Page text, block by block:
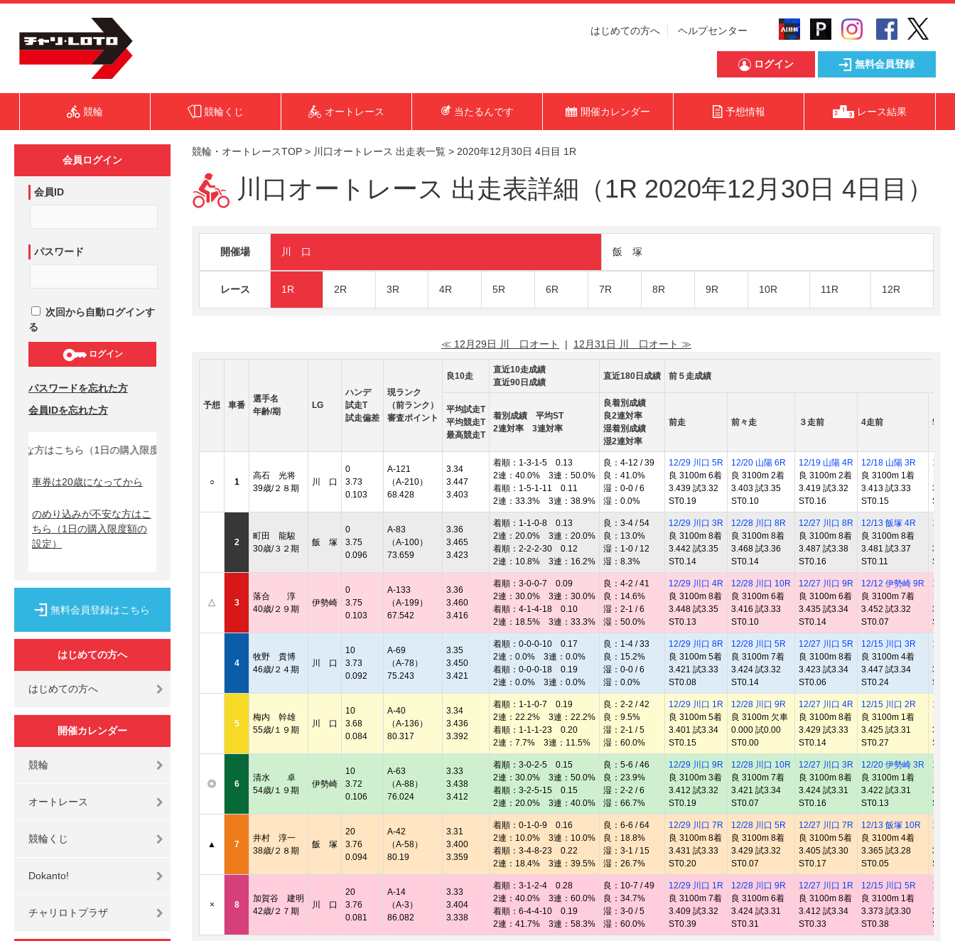
はじめての方へ ヘルプセンター
ログイン 無料会員登録
競輪 競輪くじ オートレース 当たるんです 開催カレンダー 予想情報 レース結果
会員ログイン
会員ID
パスワード
次回から自動ログインす
る
ログイン
パスワードを忘れた方
会員IDを忘れた方
はこちら（1日の購入限度額の設定）↓
車券は20歳になってから
のめり込みが不安な方はこ
ちら
（1日の購入限度額の
設定）
無料会員登録はこちら
はじめての方へ
はじめての方へ
開催カレンダー
競輪
オートレース
競輪くじ
Dokanto!
チャリロトプラザ
競輪・オートレースTOP > 川口オートレース 出走表一覧 > 2020年12月30日 4日目 1R
川口オートレース 出走表詳細（1R 2020年12月30日 4日目）
開催場 川 口 飯 塚
レース 1R 2R 3R 4R 5R 6R 7R 8R 9R 10R 11R 12R
≪ 12月29日 川 口オート | 12月31日 川 口オート ≫
予想 車番
選手名
年齢/期
LG
ハンデ
試走T
試走偏差
現ランク
（前ランク）
審査ポイント
良10走
直近10走成績
直近90日成績
直近180日成績 前５走成績
平均試走T
平均競走T
最高競走T
着別成績 平均ST
2連対率 3連対率
良着別成績
良2連対率
湿着別成績
湿2連対率
前走 前々走 ３走前 4走前 5走前
○ 1
高石 光将
39歳/２８期
川 口
0
3.73
0.103
A-121
（A-210）
68.428
3.34
3.447
3.403
着順：1-3-1-5 0.13
2連：40.0% 3連：50.0%
着順：1-5-1-11 0.11
2連：33.3% 3連：38.9%
良：4-12 / 39
良：41.0%
湿：0-0 / 6
湿：0.0%
12/29 川口 5R
良 3100m 6着
3.439 試3.32
ST0.19
12/20 山陽 6R
良 3100m 2着
3.403 試3.35
ST0.10
12/19 山陽 4R
良 3100m 2着
3.419 試3.32
ST0.16
12/18 山陽 3R
良 3100m 1着
3.413 試3.33
ST0.15
12/
2
町田 龍駿
30歳/３２期
飯 塚
0
3.75
0.096
A-83
（A-100）
73.659
3.36
3.465
3.423
着順：1-1-0-8 0.13
2連：20.0% 3連：20.0%
着順：2-2-2-30 0.12
2連：10.8% 3連：16.2%
良：3-4 / 54
良：13.0%
湿：1-0 / 12
湿：8.3%
12/29 川口 3R
良 3100m 8着
3.442 試3.35
ST0.14
12/28 川口 8R
良 3100m 8着
3.468 試3.36
ST0.14
12/27 川口 8R
良 3100m 8着
3.487 試3.38
ST0.16
12/13 飯塚 4R
良 3100m 8着
3.481 試3.37
ST0.11
12/
△ 3
落合 淳
40歳/２９期
伊勢崎
0
3.75
0.103
A-133
（A-199）
67.542
3.36
3.460
3.416
着順：3-0-0-7 0.09
2連：30.0% 3連：30.0%
着順：4-1-4-18 0.10
2連：18.5% 3連：33.3%
良：4-2 / 41
良：14.6%
湿：2-1 / 6
湿：50.0%
12/29 川口 4R
良 3100m 8着
3.448 試3.35
ST0.13
12/28 川口 10R
良 3100m 6着
3.416 試3.33
ST0.10
12/27 川口 9R
良 3100m 6着
3.435 試3.34
ST0.14
12/12 伊勢崎 9R
良 3100m 7着
3.452 試3.32
ST0.07
12/
4
牧野 貴博
46歳/２４期
川 口
10
3.73
0.092
A-69
（A-78）
75.243
3.35
3.450
3.421
着順：0-0-0-10 0.17
2連：0.0% 3連：0.0%
着順：0-0-0-18 0.19
2連：0.0% 3連：0.0%
良：1-4 / 33
良：15.2%
湿：0-0 / 6
湿：0.0%
12/29 川口 8R
良 3100m 5着
3.421 試3.33
ST0.08
12/28 川口 5R
良 3100m 7着
3.424 試3.32
ST0.14
12/27 川口 5R
良 3100m 8着
3.423 試3.34
ST0.06
12/15 川口 3R
良 3100m 4着
3.447 試3.34
ST0.24
12/
5
梅内 幹雄
55歳/１９期
川 口
10
3.68
0.084
A-40
（A-136）
80.317
3.34
3.436
3.392
着順：1-1-0-7 0.19
2連：22.2% 3連：22.2%
着順：1-1-1-23 0.20
2連：7.7% 3連：11.5%
良：2-2 / 42
良：9.5%
湿：2-1 / 5
湿：60.0%
12/29 川口 1R
良 3100m 5着
3.401 試3.34
ST0.15
12/28 川口 9R
良 3100m 欠車
0.000 試0.00
ST0.00
12/27 川口 4R
良 3100m 8着
3.429 試3.33
ST0.14
12/15 川口 2R
良 3100m 1着
3.425 試3.31
ST0.27
12/
◎ 6
清水 卓
54歳/１９期
伊勢崎
10
3.72
0.106
A-63
（A-88）
76.024
3.33
3.438
3.412
着順：3-0-2-5 0.15
2連：30.0% 3連：50.0%
着順：3-2-5-15 0.15
2連：20.0% 3連：40.0%
良：5-6 / 46
良：23.9%
湿：2-2 / 6
湿：66.7%
12/29 川口 9R
良 3100m 3着
3.412 試3.32
ST0.19
12/28 川口 10R
良 3100m 7着
3.421 試3.34
ST0.07
12/27 川口 3R
良 3100m 8着
3.424 試3.31
ST0.16
12/20 伊勢崎 3R
良 3100m 1着
3.422 試3.31
ST0.13
12/
▲ 7
井村 淳一
38歳/２８期
飯 塚
20
3.76
0.094
A-42
（A-58）
80.19
3.31
3.400
3.359
着順：0-1-0-9 0.16
2連：10.0% 3連：10.0%
着順：3-4-8-23 0.22
2連：18.4% 3連：39.5%
良：6-6 / 64
良：18.8%
湿：3-1 / 15
湿：26.7%
12/29 川口 7R
良 3100m 8着
3.431 試3.33
ST0.20
12/28 川口 5R
良 3100m 8着
3.429 試3.32
ST0.07
12/27 川口 7R
良 3100m 5着
3.405 試3.30
ST0.17
12/13 飯塚 10R
良 3100m 4着
3.365 試3.28
ST0.05
12/
× 8
加賀谷 建明
42歳/２７期
川 口
20
3.76
0.081
A-14
（A-3）
86.082
3.33
3.404
3.338
着順：3-1-2-4 0.28
2連：40.0% 3連：60.0%
着順：6-4-4-10 0.19
2連：41.7% 3連：58.3%
良：10-7 / 49
良：34.7%
湿：3-0 / 5
湿：60.0%
12/29 川口 1R
良 3100m 7着
3.409 試3.32
ST0.39
12/28 川口 9R
良 3100m 6着
3.424 試3.31
ST0.31
12/27 川口 1R
良 3100m 8着
3.412 試3.34
ST0.33
12/15 川口 5R
良 3100m 1着
3.373 試3.30
ST0.38
12/